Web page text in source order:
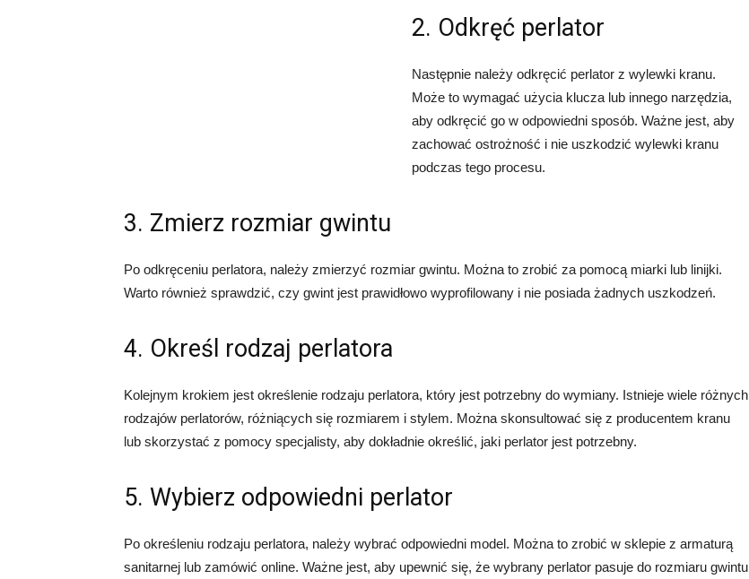
2. Odkręć perlator
Następnie należy odkręcić perlator z wylewki kranu.
Może to wymagać użycia klucza lub innego narzędzia,
aby odkręcić go w odpowiedni sposób. Ważne jest, aby
zachować ostrożność i nie uszkodzić wylewki kranu
podczas tego procesu.
3. Zmierz rozmiar gwintu
Po odkręceniu perlatora, należy zmierzyć rozmiar gwintu. Można to zrobić za pomocą miarki lub linijki.
Warto również sprawdzić, czy gwint jest prawidłowo wyprofilowany i nie posiada żadnych uszkodzeń.
4. Określ rodzaj perlatora
Kolejnym krokiem jest określenie rodzaju perlatora, który jest potrzebny do wymiany. Istnieje wiele różnych
rodzajów perlatorów, różniących się rozmiarem i stylem. Można skonsultować się z producentem kranu
lub skorzystać z pomocy specjalisty, aby dokładnie określić, jaki perlator jest potrzebny.
5. Wybierz odpowiedni perlator
Po określeniu rodzaju perlatora, należy wybrać odpowiedni model. Można to zrobić w sklepie z armaturą
sanitarnej lub zamówić online. Ważne jest, aby upewnić się, że wybrany perlator pasuje do rozmiaru gwintu